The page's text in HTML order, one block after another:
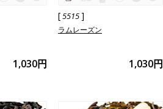
1,030円
[5515]
ラムレーズン
1,030円